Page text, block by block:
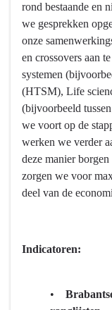
willen
bereiken?
Talentontwikkeling
Wat
willen
we
bereiken?
Stimuleren
van
missie-
gedreven
innovatie
ecosystemen
rond bestaande en
we gesprekken
onze
en crossovers aan
systemen
(HTSM), Life
(bijvoorbeeld
we voort op de
werken we verder
deze manier
zorgen we voor
deel van de
Indicatoren:
•